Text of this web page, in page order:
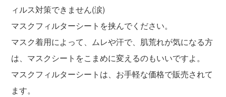
ィルス対策できません(涙)
マスクフィルターシートを挟んでください。
マスク着用によって、ムレや汗で、肌荒れが気になる方
は、マスクシートをこまめに変えるのもいいですよ。
マスクフィルターシートは、お手軽な価格で販売されて
ます。